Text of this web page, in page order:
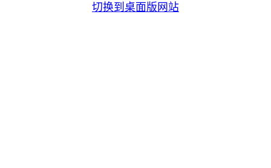
切换到桌面版网站